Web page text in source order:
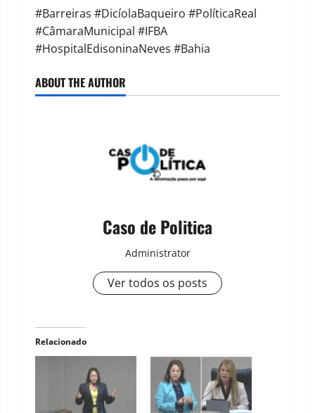
#Barreiras #DicíolaBaqueiro #PolíticaReal
#CâmaraMunicipal #IFBA
#HospitalEdisoninaNeves #Bahia
ABOUT THE AUTHOR
Caso de Politica
Administrator
Ver todos os posts
Relacionado